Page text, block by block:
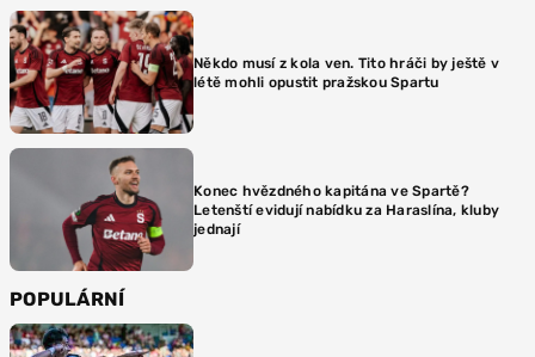
Někdo musí z kola ven. Tito hráči by ještě v
létě mohli opustit pražskou Spartu
Konec hvězdného kapitána ve Spartě?
Letenští evidují nabídku za Haraslína, kluby
jednají
POPULÁRNÍ